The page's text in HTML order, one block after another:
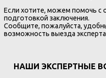
Если хотите, можем помочь с
подготовкой заключения.
Сообщите, пожалуйста,
возможность выезда
НАШИ ЭКСПЕРТНЫЕ